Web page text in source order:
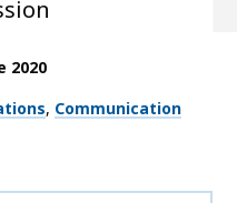
2020
Communication